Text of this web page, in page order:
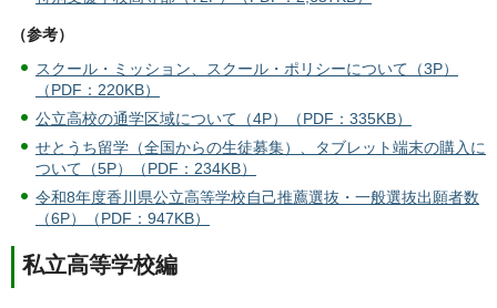
（参考）
スクール・ミッション、スクール・ポリシーについて（3P）
（PDF：220KB）
公立高校の通学区域について（4P）（PDF：335KB）
せとうち留学（全国からの生徒募集）、タブレット端末の購入に
ついて（5P）（PDF：234KB）
令和8年度香川県公立高等学校自己推薦選抜・一般選抜出願者数
（6P）（PDF：947KB）
私立高等学校編